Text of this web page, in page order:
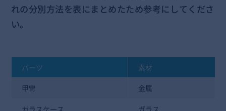
れの分別方法を表にまとめたため参考にしてくださ
い。
パーツ 素材
甲冑 金属
ガラスケース ガラス